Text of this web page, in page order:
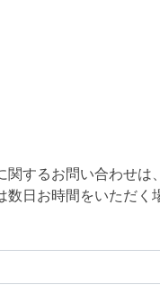
関するお問い合わせは
数日お時間をいただく